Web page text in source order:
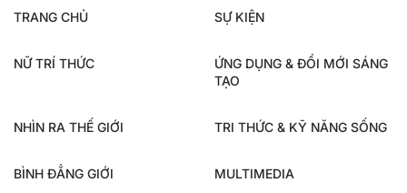
TRANG CHỦ SỰ KIỆN
NỮ TRÍ THỨC
ỨNG DỤNG & ĐỔI MỚI SÁNG
TẠO
NHÌN RA THẾ GIỚI TRI THỨC & KỸ NĂNG SỐNG
BÌNH ĐẲNG GIỚI MULTIMEDIA